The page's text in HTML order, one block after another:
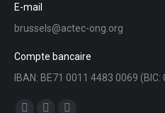
E-mail
brussels@actec-ong.org
Compte bancaire
IBAN: BE71 0011 4483 0069 (BIC:
Trouvez nous sur :